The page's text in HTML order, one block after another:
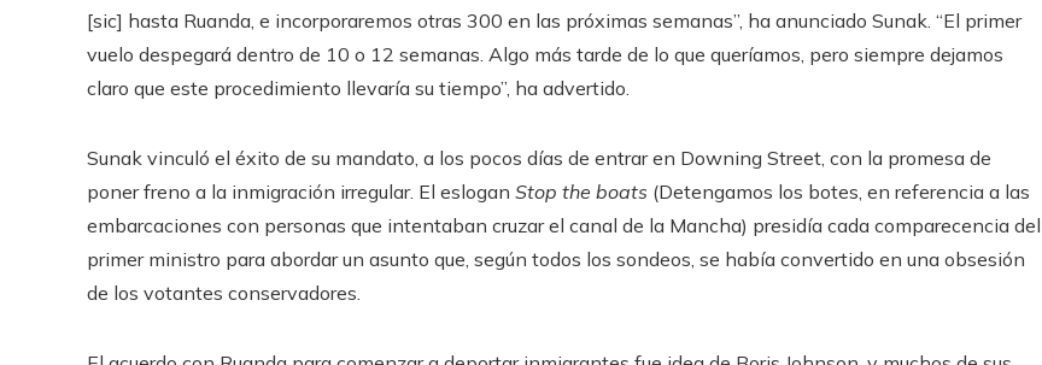
[sic] hasta Ruanda, e incorporaremos otras 300 en las próximas semanas”, ha anunciado Sunak. “El primer
vuelo despegará dentro de 10 o 12 semanas. Algo más tarde de lo que queríamos, pero siempre dejamos
claro que este procedimiento llevaría su tiempo”, ha advertido.
Sunak vinculó el éxito de su mandato, a los pocos días de entrar en Downing Street, con la promesa de
poner freno a la inmigración irregular. El eslogan Stop the boats (Detengamos los botes, en referencia a las
embarcaciones con personas que intentaban cruzar el canal de la Mancha) presidía cada comparecencia del
primer ministro para abordar un asunto que, según todos los sondeos, se había convertido en una obsesión
de los votantes conservadores.